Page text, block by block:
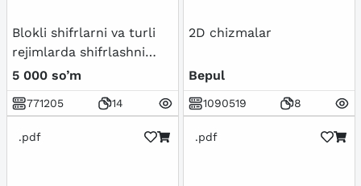
Blokli shifrlarni va turli
rejimlarda shifrlashni
amalga oshiruvchi
dasturiy ta’minot ishlab
chiqish
5 000 so’m
771205 14
2D chizmalar
Bepul
1090519 8
.pdf .pdf